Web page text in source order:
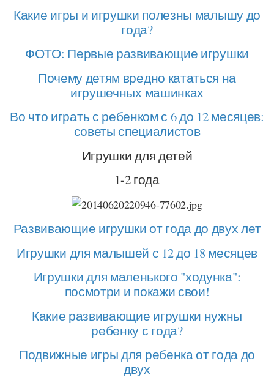
Какие игры и игрушки полезны малышу до
года?
ФОТО: Первые развивающие игрушки
Почему детям вредно кататься на
игрушечных машинках
Во что играть с ребенком с 6 до 12 месяцев:
советы специалистов
Игрушки для детей
1-2 года
Развивающие игрушки от года до двух лет
Игрушки для малышей с 12 до 18 месяцев
Игрушки для маленького "ходунка":
посмотри и покажи свои!
Какие развивающие игрушки нужны
ребенку с года?
Подвижные игры для ребенка от года до
двух